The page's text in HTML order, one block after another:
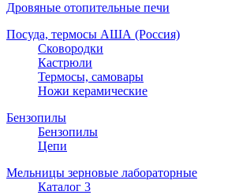
Дровяные отопительные печи
Посуда, термосы АША (Россия)
Сковородки
Кастрюли
Термосы, самовары
Ножи керамические
Бензопилы
Бензопилы
Цепи
Мельницы зерновые лабораторные
Каталог 3